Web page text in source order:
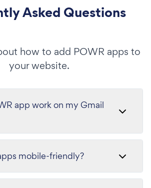
Asked Questions
how to add POWR apps to
your website.
app work on my Gmail
mobile-friendly?